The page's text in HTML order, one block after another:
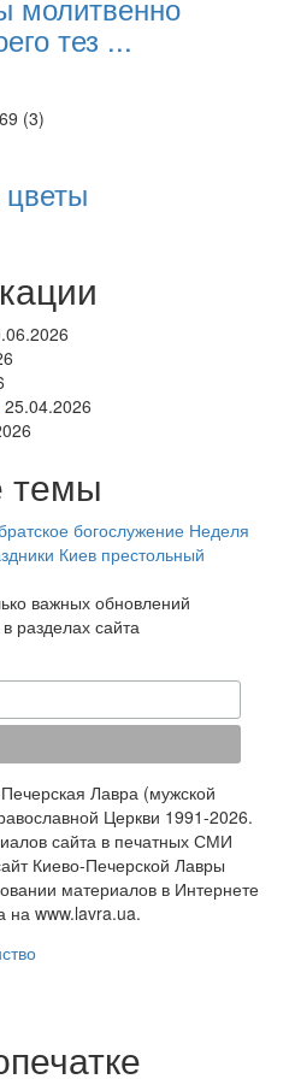
тез ...
25.04.2026
темы
богослужение Неделя
Киев престольный
важных обновлений
разделах сайта
Лавра (мужской
Церкви 1991-2026.
сайта в печатных СМИ
Киево-Печерской Лавры
материалов в Интернете
на www.lavra.ua.